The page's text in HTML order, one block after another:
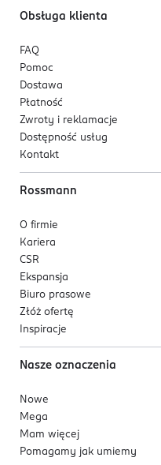
Obsługa klienta
FAQ
Pomoc
Dostawa
Płatność
Zwroty i reklamacje
Dostępność usług
Kontakt
Rossmann
O firmie
Kariera
CSR
Ekspansja
Biuro prasowe
Złóż ofertę
Inspiracje
Nasze oznaczenia
Nowe
Mega
Mam więcej
Pomagamy jak umiemy